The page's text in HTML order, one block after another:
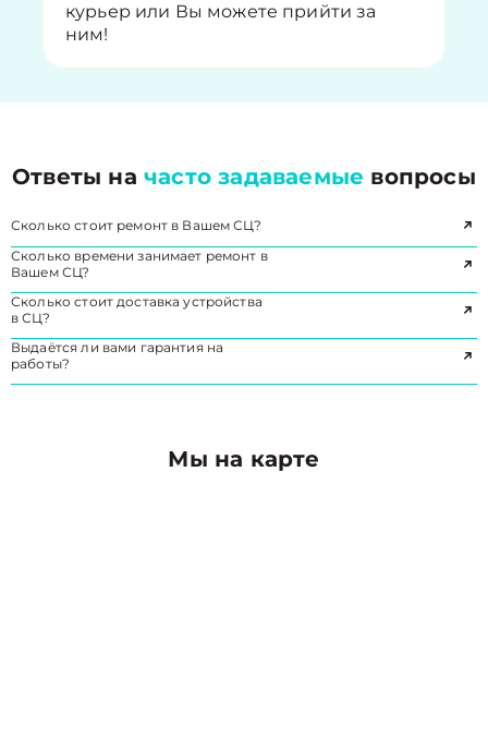
курьер или Вы можете прийти за
ним!
Ответы начасто задаваемые вопросы
Сколько стоит ремонт в Вашем СЦ?
Сколько времени занимает ремонт в
Вашем СЦ?
Сколько стоит доставка устройства
в СЦ?
Выдаётся ли вами гарантия на
работы?
Мы на карте